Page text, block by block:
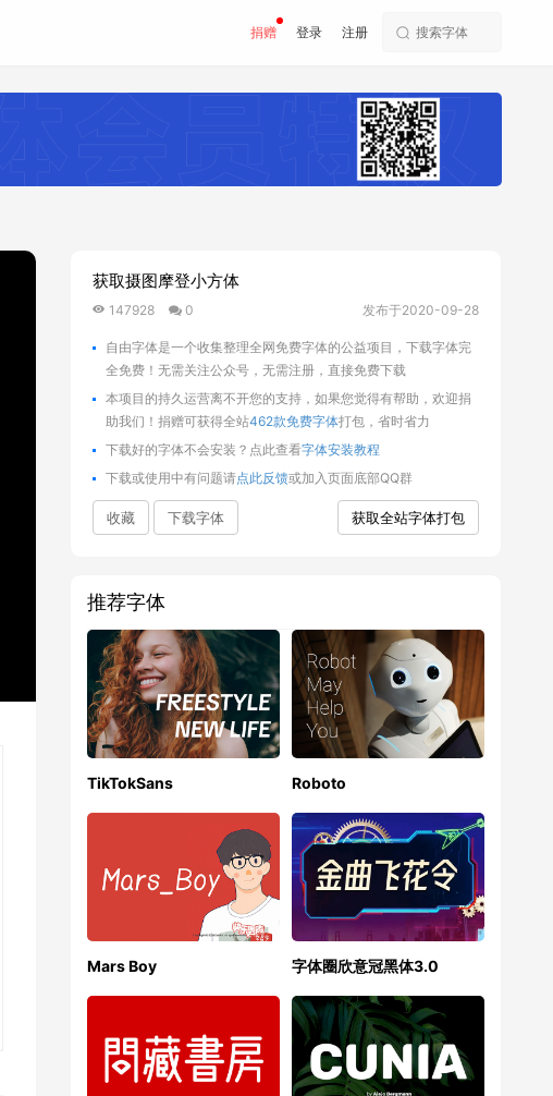
捐赠 登录 注册
获取摄图摩登小方体
147928 0 发布于2020-09-28
自由字体是一个收集整理全网免费字体的公益项目，下载字体完
全免费！无需关注公众号，无需注册，直接免费下载
本项目的持久运营离不开您的支持，如果您觉得有帮助，欢迎捐
助我们！捐赠可获得全站462款免费字体打包，省时省力
下载好的字体不会安装？点此查看字体安装教程
下载或使用中有问题请点此反馈或加入页面底部QQ群
收藏 下载字体 获取全站字体打包
推荐字体
TikTokSans Roboto
Mars Boy 字体圈欣意冠黑体3.0